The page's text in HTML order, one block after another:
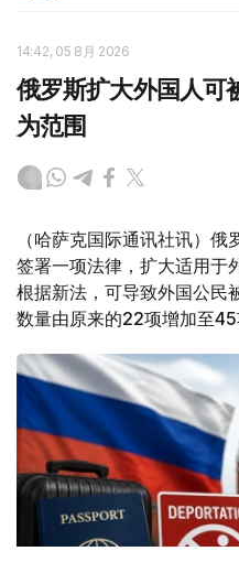
14:42, 05 8月 2026
俄罗斯扩大外国人可
为范围
（哈萨克国际通讯社讯）
签署一项法律，扩大适用于
根据新法，可导致外国公民
数量由原来的22项增加至45